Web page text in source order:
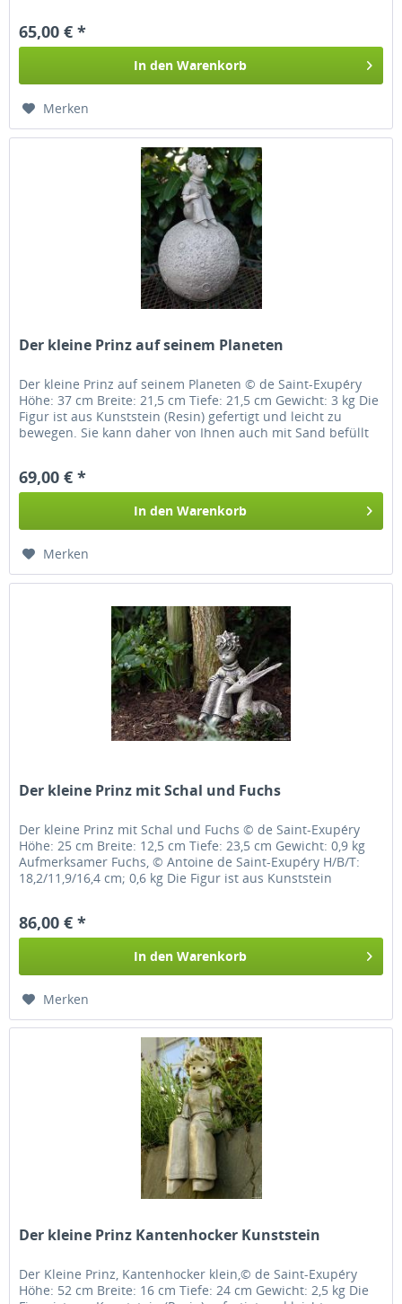
65,00 € *
In den Warenkorb
Merken
Der kleine Prinz auf seinem Planeten
Der kleine Prinz auf seinem Planeten © de Saint-Exupéry
Höhe: 37 cm Breite: 21,5 cm Tiefe: 21,5 cm Gewicht: 3 kg Die
Figur ist aus Kunststein (Resin) gefertigt und leicht zu
bewegen. Sie kann daher von Ihnen auch mit Sand befüllt
69,00 € *
In den Warenkorb
Merken
Der kleine Prinz mit Schal und Fuchs
Der kleine Prinz mit Schal und Fuchs © de Saint-Exupéry
Höhe: 25 cm Breite: 12,5 cm Tiefe: 23,5 cm Gewicht: 0,9 kg
Aufmerksamer Fuchs, © Antoine de Saint-Exupéry H/B/T:
18,2/11,9/16,4 cm; 0,6 kg Die Figur ist aus Kunststein
86,00 € *
In den Warenkorb
Merken
Der kleine Prinz Kantenhocker Kunststein
Der Kleine Prinz, Kantenhocker klein,© de Saint-Exupéry
Höhe: 52 cm Breite: 16 cm Tiefe: 24 cm Gewicht: 2,5 kg Die